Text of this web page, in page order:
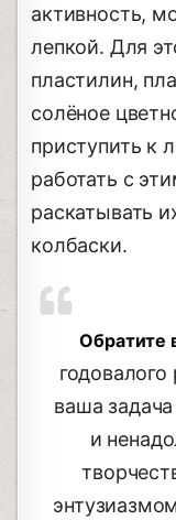
активность,
лепкой. Для
пластилин,
солёное
приступить к
работать с
раскатывать
колбаски.
Обратите
ваша
и